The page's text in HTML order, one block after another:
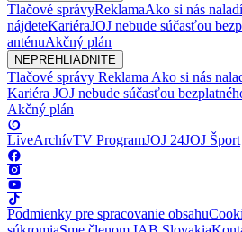
Tlačové správyReklamaAko si nás
nájdeteKariéraJOJ nebude súčasťou
anténuAkčný plán
NEPREHLIADNITE
Tlačové správy Reklama Ako si nás
Kariéra JOJ nebude súčasťou
Akčný plán
LiveArchívTV ProgramJOJ 24JOJ Šport
Podmienky pre spracovanie obsahu